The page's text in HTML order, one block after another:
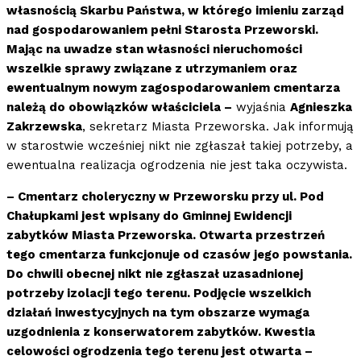
własnością Skarbu Państwa, w którego imieniu zarząd
nad gospodarowaniem pełni Starosta Przeworski.
Mając na uwadze stan własności nieruchomości
wszelkie sprawy związane z utrzymaniem oraz
ewentualnym nowym zagospodarowaniem cmentarza
należą do obowiązków właściciela – wyjaśnia Agnieszka
Zakrzewska, sekretarz Miasta Przeworska. Jak informują
w starostwie wcześniej nikt nie zgłaszał takiej potrzeby, a
ewentualna realizacja ogrodzenia nie jest taka oczywista.
– Cmentarz choleryczny w Przeworsku przy ul. Pod
Chałupkami jest wpisany do Gminnej Ewidencji
zabytków Miasta Przeworska. Otwarta przestrzeń
tego cmentarza funkcjonuje od czasów jego powstania.
Do chwili obecnej nikt nie zgłaszał uzasadnionej
potrzeby izolacji tego terenu. Podjęcie wszelkich
działań inwestycyjnych na tym obszarze wymaga
uzgodnienia z konserwatorem zabytków. Kwestia
celowości ogrodzenia tego terenu jest otwarta –